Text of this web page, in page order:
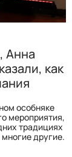
Анна
как
особняке
мероприятия,
традициях
другие.